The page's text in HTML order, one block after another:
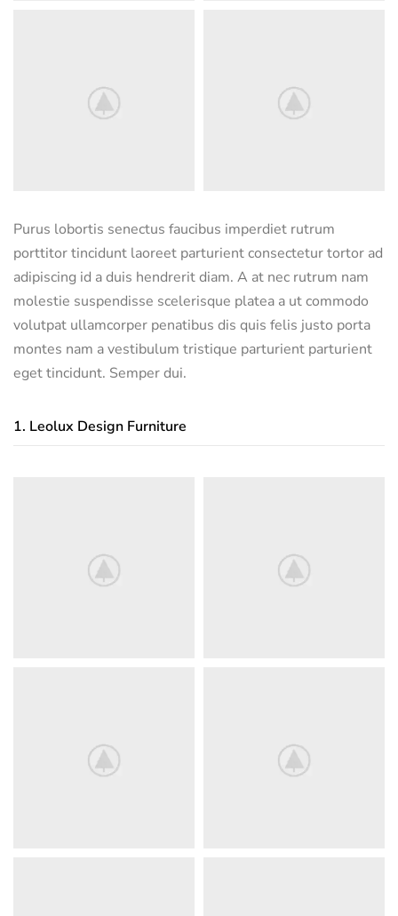
Purus lobortis senectus faucibus imperdiet rutrum
porttitor tincidunt laoreet parturient consectetur tortor ad
adipiscing id a duis hendrerit diam. A at nec rutrum nam
molestie suspendisse scelerisque platea a ut commodo
volutpat ullamcorper penatibus dis quis felis justo porta
montes nam a vestibulum tristique parturient parturient
eget tincidunt. Semper dui.
1. Leolux Design Furniture